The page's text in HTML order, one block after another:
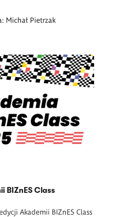
Michał Pietrzak
BIZnES Class
Akademii BIZnES Class